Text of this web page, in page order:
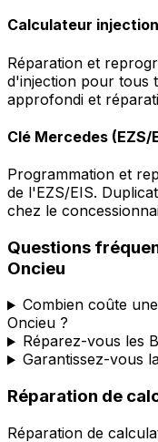
Calculateur injection
Réparation et
d'injection pour tous
approfondi et
Clé Mercedes (EZS/
Programmation et
de l'EZS/EIS.
chez le
Questions
Oncieu
Combien coûte
Oncieu ?
Réparez-vous les
Garantissez-vous
Réparation de
Réparation de